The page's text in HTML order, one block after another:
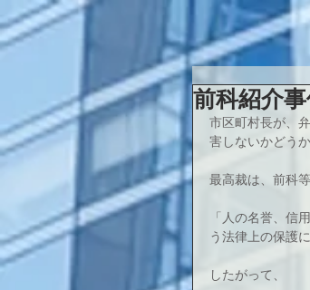
前科紹介
市区町村長が、
害しないかどうか
最高裁は、前科
「人の名誉、信
う法律上の保護
したがって、